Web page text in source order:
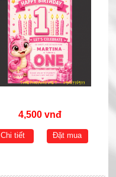
4,500 vnđ
Chi tiết Đặt mua